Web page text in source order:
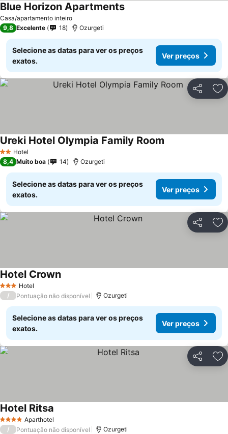
Casa/apartamento inteiro
Blue Horizon Apartments
9,8 Excelente 18 Ozurgeti
Selecione as datas para ver os preços
exatos.
Ver preços
Partilhar
2 Estrelas
Hotel
Ureki Hotel Olympia Family Room
8,4 Muito boa 14 Ozurgeti
Selecione as datas para ver os preços
exatos.
Ver preços
Partilhar
3 EstrelasHotel
Hotel Crown
/ Pontuação não disponível Ozurgeti
Selecione as datas para ver os preços
exatos.
Ver preços
Partilhar
4 EstrelasAparthotel
Hotel Ritsa
/ Pontuação não disponível Ozurgeti